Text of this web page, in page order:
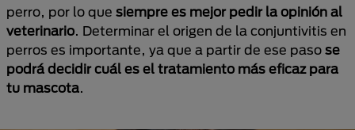
perro, por lo que siempre es mejor pedir la opinión al
veterinario. Determinar el origen de la conjuntivitis en
perros es importante, ya que a partir de ese paso se
podrá decidir cuál es el tratamiento más eficaz para
tu mascota.